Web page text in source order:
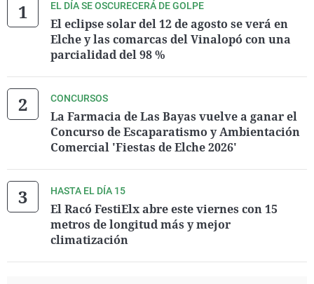
EL DÍA SE OSCURECERÁ DE GOLPE
El eclipse solar del 12 de agosto se verá en
Elche y las comarcas del Vinalopó con una
parcialidad del 98 %
CONCURSOS
La Farmacia de Las Bayas vuelve a ganar el
Concurso de Escaparatismo y Ambientación
Comercial 'Fiestas de Elche 2026'
HASTA EL DÍA 15
El Racó FestiElx abre este viernes con 15
metros de longitud más y mejor
climatización